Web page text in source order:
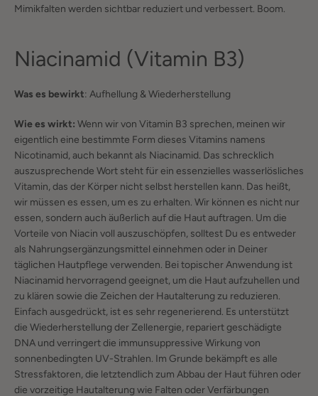
Mimikfalten werden sichtbar reduziert und verbessert. Boom.
Niacinamid (Vitamin B3)
Was es bewirkt: Aufhellung & Wiederherstellung
Wie es wirkt: Wenn wir von Vitamin B3 sprechen, meinen wir
eigentlich eine bestimmte Form dieses Vitamins namens
Nicotinamid, auch bekannt als Niacinamid. Das schrecklich
auszusprechende Wort steht für ein essenzielles wasserlösliches
Vitamin, das der Körper nicht selbst herstellen kann. Das heißt,
wir müssen es essen, um es zu erhalten. Wir können es nicht nur
essen, sondern auch äußerlich auf die Haut auftragen. Um die
Vorteile von Niacin voll auszuschöpfen, solltest Du es entweder
als Nahrungsergänzungsmittel einnehmen oder in Deiner
täglichen Hautpflege verwenden. Bei topischer Anwendung ist
Niacinamid hervorragend geeignet, um die Haut aufzuhellen und
zu klären sowie die Zeichen der Hautalterung zu reduzieren.
Einfach ausgedrückt, ist es sehr regenerierend. Es unterstützt
die Wiederherstellung der Zellenergie, repariert geschädigte
DNA und verringert die immunsuppressive Wirkung von
sonnenbedingten UV-Strahlen. Im Grunde bekämpft es alle
Stressfaktoren, die letztendlich zum Abbau der Haut führen oder
die vorzeitige Hautalterung wie Falten oder Verfärbungen